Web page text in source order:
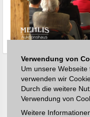
Verwendung von
Um unsere Webseite
verwenden wir
Durch die weitere
Verwendung von
Weitere